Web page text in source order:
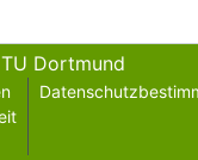
Dortmund